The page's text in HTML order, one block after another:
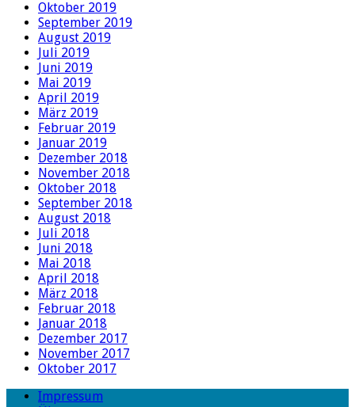
Oktober 2019
September 2019
August 2019
Juli 2019
Juni 2019
Mai 2019
April 2019
März 2019
Februar 2019
Januar 2019
Dezember 2018
November 2018
Oktober 2018
September 2018
August 2018
Juli 2018
Juni 2018
Mai 2018
April 2018
März 2018
Februar 2018
Januar 2018
Dezember 2017
November 2017
Oktober 2017
Impressum